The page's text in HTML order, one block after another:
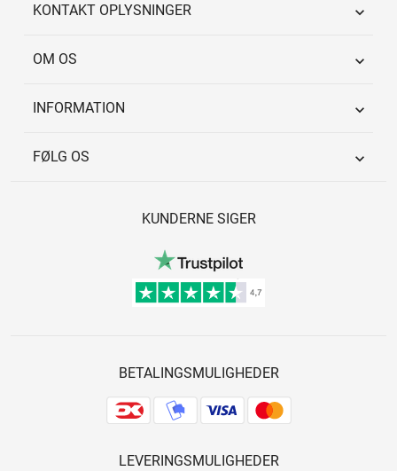
KONTAKT OPLYSNINGER 
OM OS 
INFORMATION 
FØLG OS 
KUNDERNE SIGER
BETALINGSMULIGHEDER
LEVERINGSMULIGHEDER